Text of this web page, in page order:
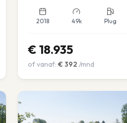
2018 49k Plug
€ 18.935
of vanaf: € 392 /mnd